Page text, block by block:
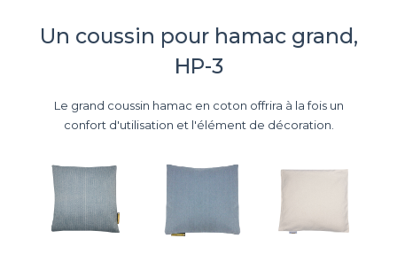
Un coussin pour hamac grand,
HP-3
Le grand coussin hamac en coton offrira à la fois un
confort d'utilisation et l'élément de décoration.